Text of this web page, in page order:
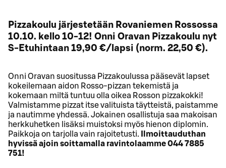
Pizzakoulu järjestetään Rovaniemen Rossossa
10.10. kello 10-12! Onni Oravan Pizzakoulu nyt
S-Etuhintaan 19,90 €/lapsi (norm. 22,50 €).
Onni Oravan suositussa Pizzakoulussa pääsevät lapset
kokeilemaan aidon Rosso-pizzan tekemistä ja
kokemaan miltä tuntuu olla oikea Rosson pizzakokki!
Valmistamme pizzat itse valituista täytteistä, paistamme
ja nautimme yhdessä. Jokainen osallistuja saa makoisan
herkkuhetken lisäksi muistoksi myös hienon diplomin.
Paikkoja on tarjolla vain rajoitetusti.
Ilmoittauduthan
hyvissä ajoin soittamalla ravintolaamme 044 7885
751!